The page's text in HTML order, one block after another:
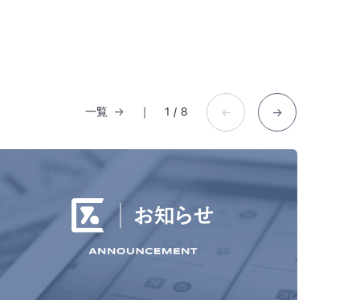
一覧 ｜ 1 / 8